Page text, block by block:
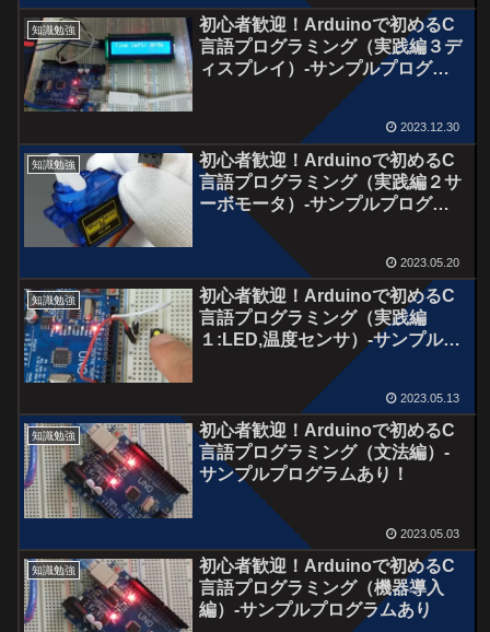
知識勉強
初心者歓迎！Arduinoで初めるC
言語プログラミング（実践編３デ
ィスプレイ）‐サンプルプログラ
2023.12.30
知識勉強
初心者歓迎！Arduinoで初めるC
言語プログラミング（実践編２サ
ーボモータ）‐サンプルプログラ
ムあり！
2023.05.20
知識勉強
初心者歓迎！Arduinoで初めるC
言語プログラミング（実践編
１:LED,温度センサ）‐サンプルプ
2023.05.13
知識勉強
初心者歓迎！Arduinoで初めるC
言語プログラミング（文法編）‐
サンプルプログラムあり！
2023.05.03
知識勉強
初心者歓迎！Arduinoで初めるC
言語プログラミング（機器導入
編）‐サンプルプログラムあり